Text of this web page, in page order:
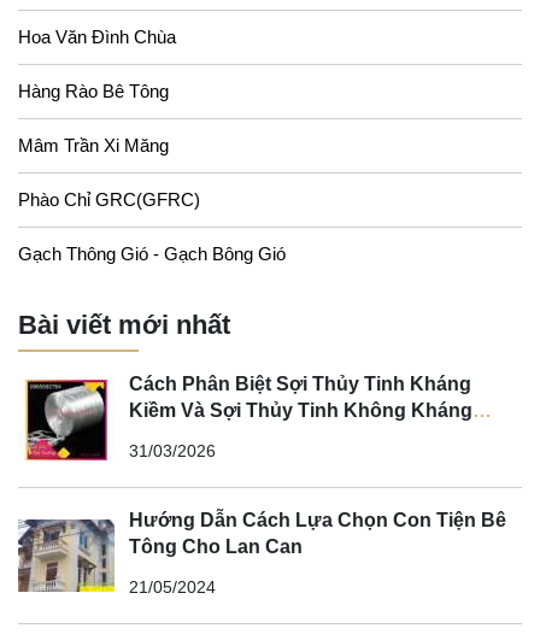
Hoa Văn Đình Chùa
Hàng Rào Bê Tông
Mâm Trần Xi Măng
Phào Chỉ GRC(GFRC)
Gạch Thông Gió - Gạch Bông Gió
Bài viết mới nhất
Cách Phân Biệt Sợi Thủy Tinh Kháng
Kiềm Và Sợi Thủy Tinh Không Kháng
31/03/2026
Hướng Dẫn Cách Lựa Chọn Con Tiện Bê
Tông Cho Lan Can
21/05/2024